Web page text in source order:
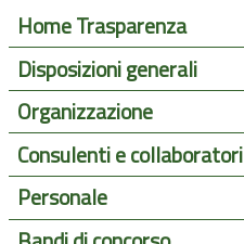
Home Trasparenza
Disposizioni generali
Organizzazione
Consulenti e collaboratori
Personale